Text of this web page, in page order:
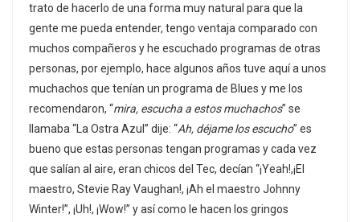
trato de hacerlo de una forma muy natural para que la
gente me pueda entender, tengo ventaja comparado con
muchos compañeros y he escuchado programas de otras
personas, por ejemplo, hace algunos años tuve aquí a unos
muchachos que tenían un programa de Blues y me los
recomendaron, “mira, escucha a estos muchachos” se
llamaba “La Ostra Azul” dije: “Ah, déjame los escucho” es
bueno que estas personas tengan programas y cada vez
que salían al aire, eran chicos del Tec, decían “¡Yeah!,¡El
maestro, Stevie Ray Vaughan!, ¡Ah el maestro Johnny
Winter!”, ¡Uh!, ¡Wow!” y así como le hacen los gringos